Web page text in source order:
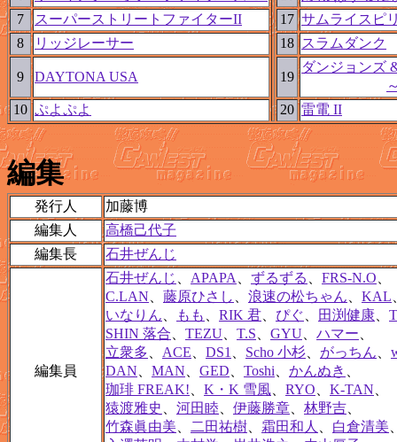
7
スーパーストリートファイターII 17 サムライスピ
8
リッジレーサー 18 スラムダンク
9 DAYTONA USA 19
ダンジョンズ
10 ぷよぷよ 20 雷電 II
編集
発行人
加藤博
編集人
高橋己代子
編集長
石井ぜんじ
編集員
石井ぜんじ APAPA ずるずる FRS-N.O
C.LAN
藤原ひさし 浪速の松ちゃん KAL
いなりん
もも RIK 君 ぴぐ 田渕健康
SHIN 落合
TEZU T.S GYU ハマー
立衆多
ACE DS1 Scho 小杉 がっちん
DAN
MAN GED Toshi かんぬき
珈琲 FREAK!
K・K 雪風 RYO K-TAN
猿渡雅史
河田睦 伊藤勝章 林野吉
竹森眞由美
二田祐樹 霜田和人 白倉清美